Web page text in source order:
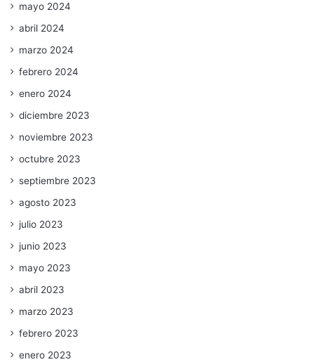
mayo 2024
abril 2024
marzo 2024
febrero 2024
enero 2024
diciembre 2023
noviembre 2023
octubre 2023
septiembre 2023
agosto 2023
julio 2023
junio 2023
mayo 2023
abril 2023
marzo 2023
febrero 2023
enero 2023